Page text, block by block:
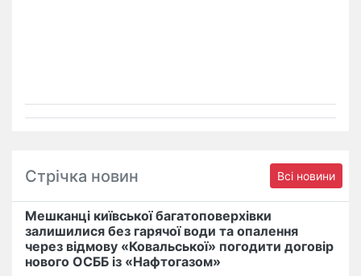
Стрічка новин Всі новини
Мешканці київської багатоповерхівки
залишилися без гарячої води та опалення
через відмову «Ковальської» погодити договір
нового ОСББ із «Нафтогазом»